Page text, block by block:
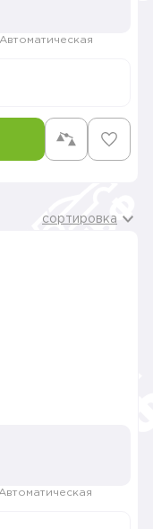
Автоматическая
сортировка
Автоматическая